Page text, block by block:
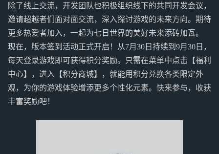
除了线上交流，开发团队也积极组织线下的共同开发会议，
邀请超越者们面对面交流，深入探讨游戏的未来方向。期待
更多热爱者加入，一起为七日世界的美好未来添砖加瓦。
现在，版本签到活动正式开启！从7月30日持续到9月30日，
每天登录游戏即可获得积分奖励。只需在菜单中点击【福利
中心】，进入【积分商城】，就能用积分兑换各类限定外
观，为你的游戏体验增添更多个性化元素。快来参与，收获
丰富奖励吧！